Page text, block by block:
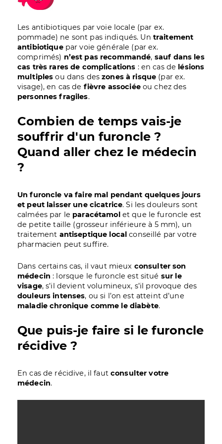
Les antibiotiques par voie locale (par ex.
pommade) ne sont pas indiqués. Un traitement
antibiotiquepar voie générale (par ex.
comprimés) n’est pas recommandé, sauf dans les
cas très rares de complications : en cas de lésions
multiples ou dans deszones à risque (par ex.
visage), en cas de fièvre associéeou chez des
personnes fragiles.
Combien de temps vais-je
souffrir d'un furoncle ?
Quand aller chez le médecin
?
Un furoncle va faire mal pendant quelques jours
et peut laisser une cicatrice. Si les douleurs sont
calmées par le paracétamol et que le furoncle est
de petite taille (grosseur inférieure à 5 mm), un
traitement antiseptique localconseillé par votre
pharmacien peut suffire.
Dans certains cas, il vaut mieux consulter son
médecin : lorsque le furoncle est situé sur le
visage, s’il devient volumineux, s’il provoque des
douleurs intenses, ou si l’on est atteint d’une
maladie chronique comme le diabète.
Que puis-je faire si le furoncle
récidive ?
En cas de récidive, il fautconsulter votre
médecin.